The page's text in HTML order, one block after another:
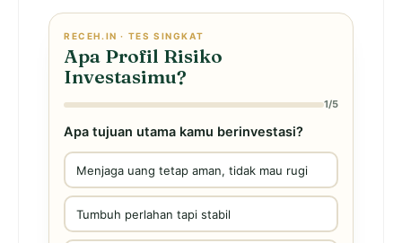
RECEH.IN · TES SINGKAT
Apa Profil Risiko
Investasimu?
1/5
Apa tujuan utama kamu berinvestasi?
Menjaga uang tetap aman, tidak mau rugi
Tumbuh perlahan tapi stabil